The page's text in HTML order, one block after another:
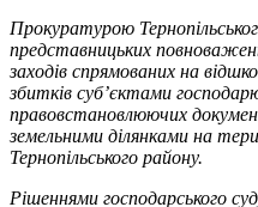
Прокуратурою
представницьких
заходів спрямованих на
збитків суб’єктами
правовстановлюючих
земельними ділянками на
Тернопільського району.
Рішеннями господарського